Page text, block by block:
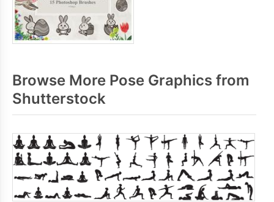
Browse More Pose Graphics from
Shutterstock